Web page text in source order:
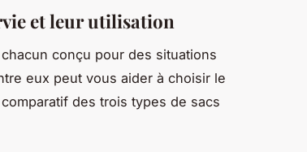
et leur utilisation
conçu pour des situations
eux peut vous aider à choisir le
des trois types de sacs